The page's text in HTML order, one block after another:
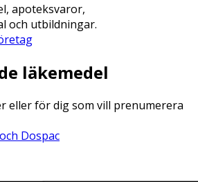
apoteksvaror,
och utbildningar.
läkemedel
eller för dig som vill prenumerera
Dospac